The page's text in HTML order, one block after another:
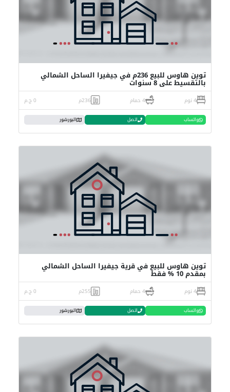
توين هاوس للبيع 236م في جيفيرا الساحل الشمالي
بالتقسيط على 8 سنوات
4 نوم 4 حمام 236م 0 ج.م
واتساب اتصل البورشور
توين هاوس للبيع في قرية جيفيرا الساحل الشمالي
بمقدم 10 % فقط
4 نوم 4 حمام 255م 0 ج.م
واتساب اتصل البورشور